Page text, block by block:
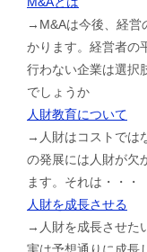
→M&Aは今後、経営
かります。経営者の
行わない企業は選択
でしょうか
人財教育について
→人財はコストでは
の発展には人財が欠
ます。それは・・・
人財を成長させる
→人財を成長させた
実は予想通りに成長